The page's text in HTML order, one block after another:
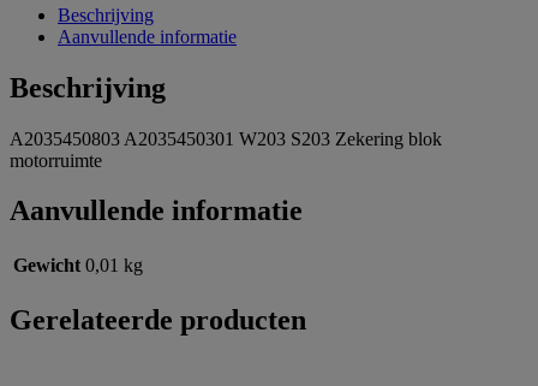
Beschrijving
Aanvullende informatie
Beschrijving
A2035450803 A2035450301 W203 S203 Zekering blok
motorruimte
Aanvullende informatie
Gewicht 0,01 kg
Gerelateerde producten